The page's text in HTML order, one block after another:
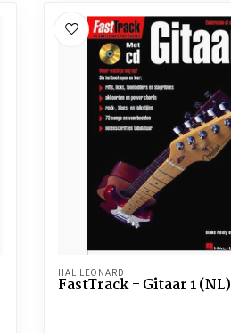
HAL LEONARD
FastTrack - Gitaar 1 (NL)